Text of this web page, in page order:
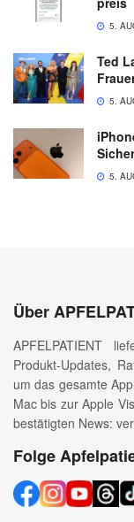
5.
Ted
5.
5.
Über
APFELPATIENT
Produkt-Updates,
um das gesamte
Mac bis zur Apple
bestätigten News:
Folge